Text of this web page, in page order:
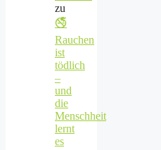
zu
🚭
Rauchen
ist
tödlich
–
und
die
Menschheit
lernt
es